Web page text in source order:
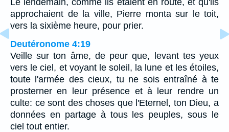
approchaient de la ville, Pierre monta sur le toit,
vers la sixième heure, pour prier.
Deutéronome 4:19
Veille sur ton âme, de peur que, levant tes yeux
vers le ciel, et voyant le soleil, la lune et les étoiles,
toute l'armée des cieux, tu ne sois entraîné à te
prosterner en leur présence et à leur rendre un
culte: ce sont des choses que l'Eternel, ton Dieu, a
données en partage à tous les peuples, sous le
ciel tout entier.